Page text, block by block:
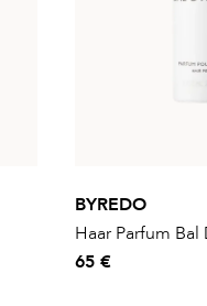
BYREDO
Haar Parfum Bal
65 €